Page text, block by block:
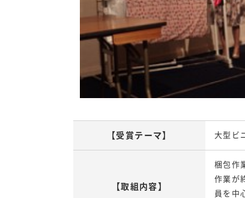
【受賞テーマ】 大型ビ
【取組内容】
梱包作
作業が
員を中